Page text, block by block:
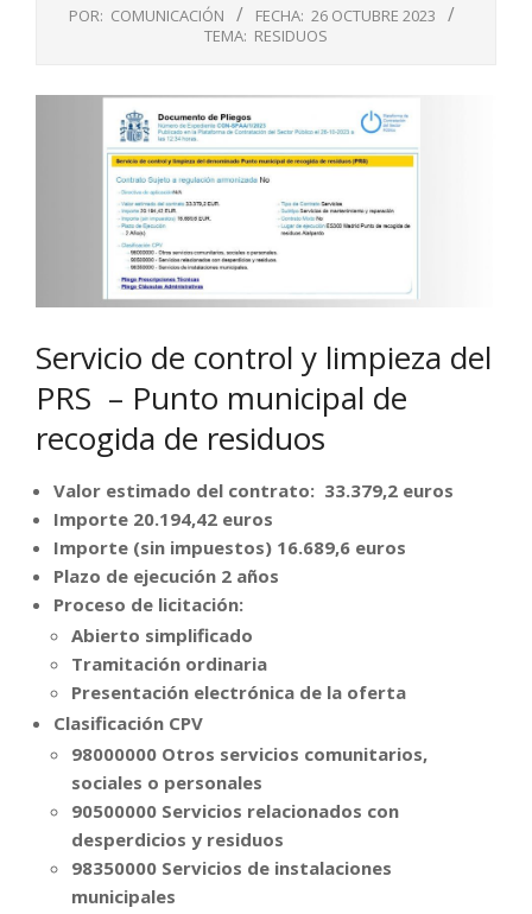
POR: COMUNICACIÓN FECHA: 26 OCTUBRE 2023
TEMA: RESIDUOS
Servicio de control y limpieza del
PRS – Punto municipal de
recogida de residuos
Valor estimado del contrato: 33.379,2 euros
Importe 20.194,42 euros
Importe (sin impuestos) 16.689,6 euros
Plazo de ejecución 2 años
Proceso de licitación:
Abierto simplificado
Tramitación ordinaria
Presentación electrónica de la oferta
Clasificación CPV
98000000 Otros servicios comunitarios,
sociales o personales
90500000 Servicios relacionados con
desperdicios y residuos
98350000 Servicios de instalaciones
municipales